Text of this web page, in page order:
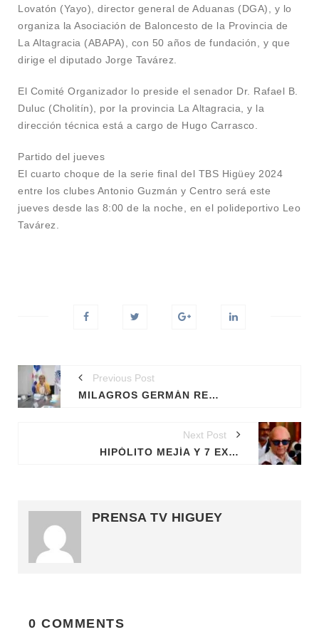
Lovatón (Yayo), director general de Aduanas (DGA), y lo
organiza la Asociación de Baloncesto de la Provincia de
La Altagracia (ABAPA), con 50 años de fundación, y que
dirige el diputado Jorge Tavárez.
El Comité Organizador lo preside el senador Dr. Rafael B.
Duluc (Cholitín), por la provincia La Altagracia, y la
dirección técnica está a cargo de Hugo Carrasco.
Partido del jueves
El cuarto choque de la serie final del TBS Higüey 2024
entre los clubes Antonio Guzmán y Centro será este
jueves desde las 8:00 de la noche, en el polideportivo Leo
Tavárez.
Previous Post
MILAGROS GERMÁN RENUNCIA AL MINISTERIO DE CULTURA
Next Post
HIPÓLITO MEJÍA Y 7 EXPRESIDENTES DE LATAM RECIBIRÁN A EDMUNDO GONZÁLEZ EN RD
PRENSA TV HIGUEY
0 COMMENTS